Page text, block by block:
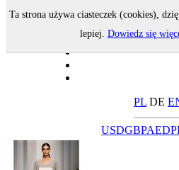
PL DE
USDGBPAED
Ta strona używa ciasteczek (cookies),
lepiej. Dowiedz się